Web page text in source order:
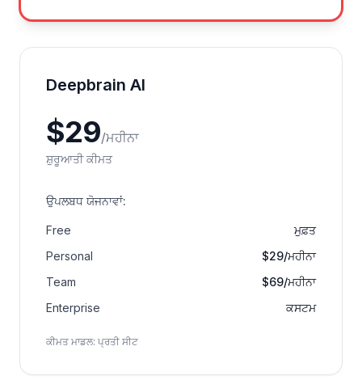
Deepbrain AI
$29/ਮਹੀਨਾ
ਸ਼ੁਰੂਆਤੀ ਕੀਮਤ
ਉਪਲਬਧ ਯੋਜਨਾਵਾਂ:
Free
ਮੁਫ਼ਤ
Personal
$29/ਮਹੀਨਾ
Team
$69/ਮਹੀਨਾ
Enterprise
ਕਸਟਮ
ਕੀਮਤ ਮਾਡਲ: ਪ੍ਰਤੀ ਸੀਟ